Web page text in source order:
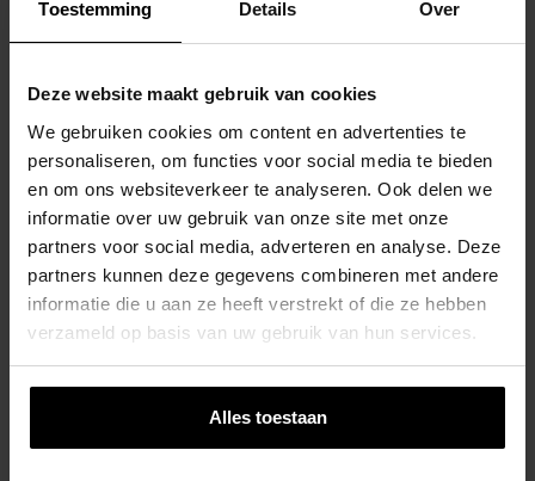
Toestemming Details Over
Deze website maakt gebruik van cookies
We gebruiken cookies om content en advertenties te
personaliseren, om functies voor social media te bieden
en om ons websiteverkeer te analyseren. Ook delen we
informatie over uw gebruik van onze site met onze
partners voor social media, adverteren en analyse. Deze
partners kunnen deze gegevens combineren met andere
informatie die u aan ze heeft verstrekt of die ze hebben
verzameld op basis van uw gebruik van hun services.
Alles toestaan
Veilig winkelen.
Dit vind je misschien ook
interessant